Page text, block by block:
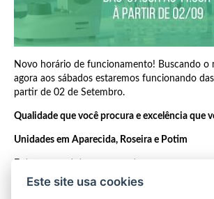
Novo horário de funcionamento! Buscando o
agora aos sábados estaremos funcionando
partir de 02 de Setembro.
Qualidade que você procura e excelência que
Unidades em Aparecida, Roseira e Potim
Este site usa cookies